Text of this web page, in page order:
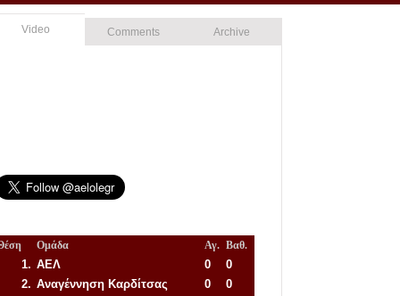
Video Comments Archive
Ομάδα Αγ. Βαθ.
1. ΑΕΛ 0
0
2. Αναγέννηση Καρδίτσας 0
0